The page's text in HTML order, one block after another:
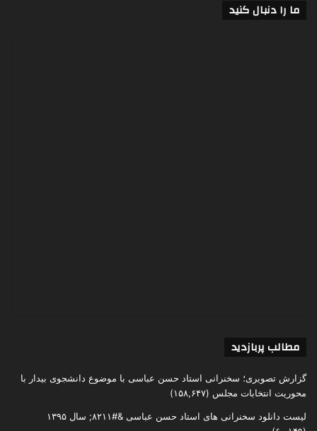
ما را دنبال کنید
مطالب پربازدید
گزارش تصویری؛ سخنرانی استاد حسن عباسی با موضوع دانشجوی بیدار با
محوریت انتخابات مجلس (۱۵۸,۶۴۷)
لیست دانلود سخنرانی های استاد حسن عباسی &#۸۲۱۱; سال ۱۳۹۵